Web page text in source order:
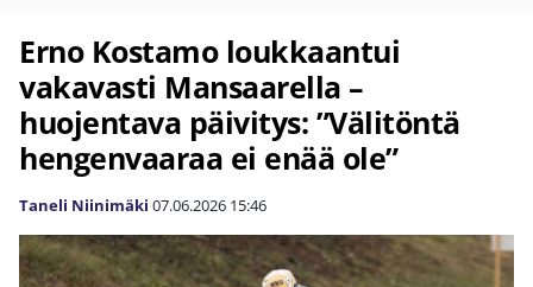
Erno Kostamo loukkaantui
vakavasti Mansaarella –
huojentava päivitys: ”Välitöntä
hengenvaaraa ei enää ole”
Taneli Niinimäki 07.06.2026 15:46